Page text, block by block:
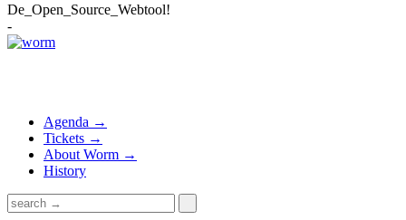
De_Open_Source_Webtool!
-
Agenda →
Tickets →
About Worm →
History